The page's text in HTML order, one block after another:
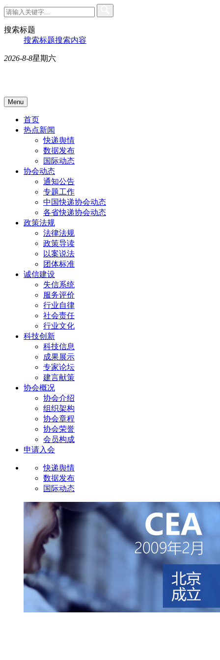
搜索标题
搜索标题搜索内容
2026-8-8星期六
Menu
首页
热点新闻
快递舆情
数据发布
国际动态
协会动态
通知公告
专题工作
中国快递协会动态
各省快递协会动态
政策法规
法律法规
政策导读
以案说法
团体标准
诚信建设
失信系统
服务评价
行业自律
社会责任
行业文化
科技创新
科技信息
成果展示
专家论坛
建言献策
协会概况
协会介绍
组织架构
协会章程
协会荣誉
会员构成
申请入会
快递舆情
数据发布
国际动态